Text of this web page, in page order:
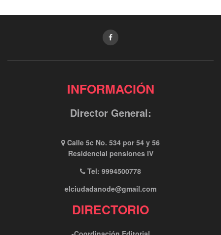
INFORMACIÓN
Director General:
Calle 5c No. 534 por 54 y 56
Residencial pensiones IV
Tel: 9994500778
elciudadanode@gmail.com
DIRECTORIO